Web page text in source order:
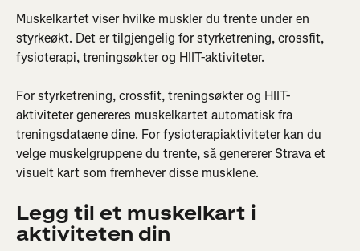
Muskelkartet viser hvilke muskler du trente under en
styrkeøkt. Det er tilgjengelig for styrketrening, crossfit,
fysioterapi, treningsøkter og HIIT-aktiviteter.
For styrketrening, crossfit, treningsøkter og HIIT-
aktiviteter genereres muskelkartet automatisk fra
treningsdataene dine. For fysioterapiaktiviteter kan du
velge muskelgruppene du trente, så genererer Strava et
visuelt kart som fremhever disse musklene.
Legg til et muskelkart i
aktiviteten din